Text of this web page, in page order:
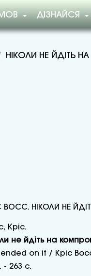
ДІЗНАЙСЯ
НІКОЛИ НЕ ЙДІТЬ
ВОСС. НІКОЛИ НЕ
Кріс.
не йдіть на
on it / Кріс
- 263 с.